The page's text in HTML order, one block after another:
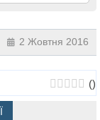
10 клас 7 клас
2 Жовтня 2016
()